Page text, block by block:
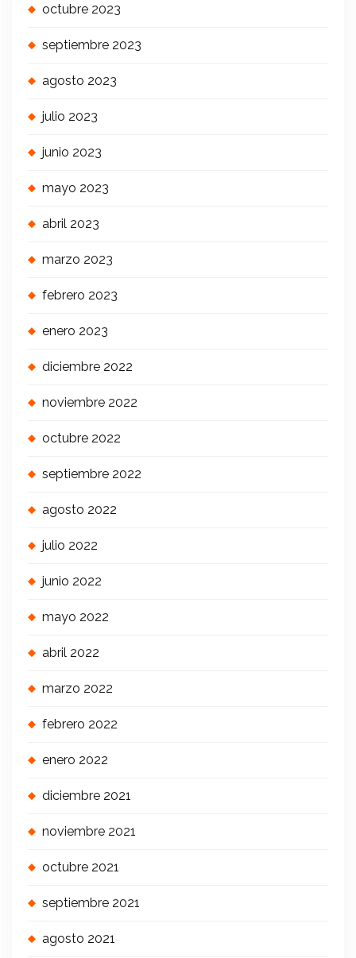
octubre 2023
septiembre 2023
agosto 2023
julio 2023
junio 2023
mayo 2023
abril 2023
marzo 2023
febrero 2023
enero 2023
diciembre 2022
noviembre 2022
octubre 2022
septiembre 2022
agosto 2022
julio 2022
junio 2022
mayo 2022
abril 2022
marzo 2022
febrero 2022
enero 2022
diciembre 2021
noviembre 2021
octubre 2021
septiembre 2021
agosto 2021